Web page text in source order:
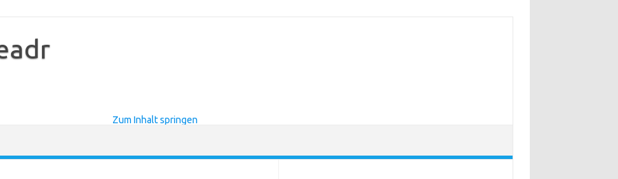
Zum Inhalt springen